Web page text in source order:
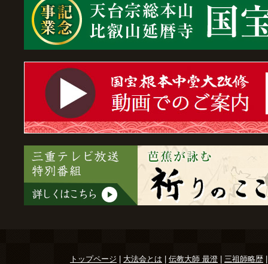
トップページ 大法会とは 伝教大師 最澄 三祖師略歴